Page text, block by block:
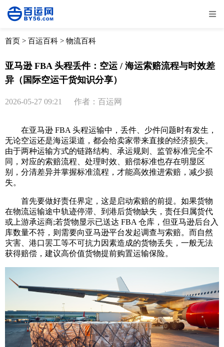
全部 物流资讯
取消
首页 > 百运百科 > 物流百科
亚马逊 FBA 头程丢件：空运 / 海运索赔流程与时效差
异（国际空运干货知识分享）
2026-05-27 09:21 作者：百运网
在亚马逊 FBA 头程运输中，丢件、少件问题时有发生，
无论空运还是海运渠道，都会给卖家带来直接的经济损失。
由于两种运输方式的链路结构、承运规则、监管标准完全不
同，对应的索赔流程、处理时效、赔偿标准也存在明显区
别，分清差异并掌握标准流程，才能高效推进索赔，减少损
失。
首先要做好责任界定，这是启动索赔的前提。如果货物
在物流运输途中轨迹停滞、到港后货物缺失，责任归属货代
或上游承运商;若货物显示已送达 FBA 仓库，但亚马逊后台入
库数量不符，则需要向亚马逊平台发起调查与索赔。而自然
灾害、港口罢工等不可抗力因素造成的货物丢失，一般无法
获得赔偿，建议高价值货物提前购置运输保险。